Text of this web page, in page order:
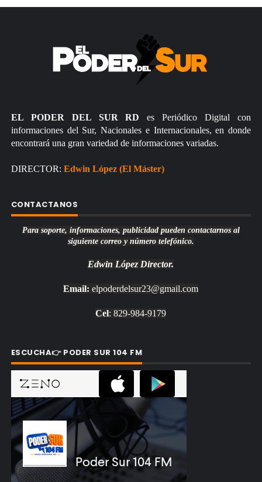
EL PODER DEL SUR RD es Periódico Digital con
informaciones del Sur, Nacionales e Internacionales, en donde
encontrará una gran variedad de informaciones variadas.
DIRECTOR: Edwin López (El Máster)
CONTACTANOS
Para soporte, informaciones, publicidad pueden contactarnos al
siguiente correo y número telefónico.
Edwin López Director.
Email: elpoderdelsur23@gmail.com
Cel: 829-984-9179
ESCUCHA👉 PODER SUR 104 FM